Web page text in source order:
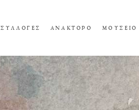
ΣΥΛΛΟΓΕΣ ΑΝΑΚΤΟΡΟ ΜΟΥΣΕΙΟ